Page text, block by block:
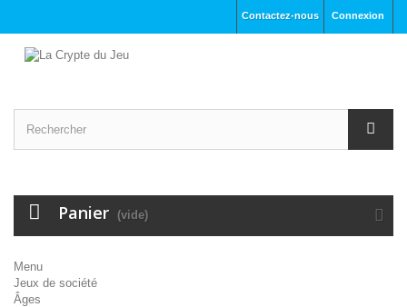
Connexion
Contactez-nous
Panier (vide)
Menu
Jeux de société
Âges